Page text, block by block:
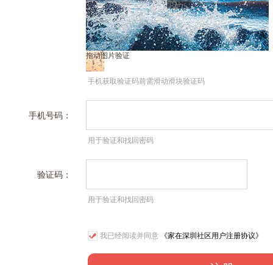
拖动图片验证
手机获取验证码前需滑动滑块验证码
手机号码：
用于验证和找回密码
验证码：
用于验证和找回密码
我已经阅读并同意 《家在深圳社区用户注册协议》